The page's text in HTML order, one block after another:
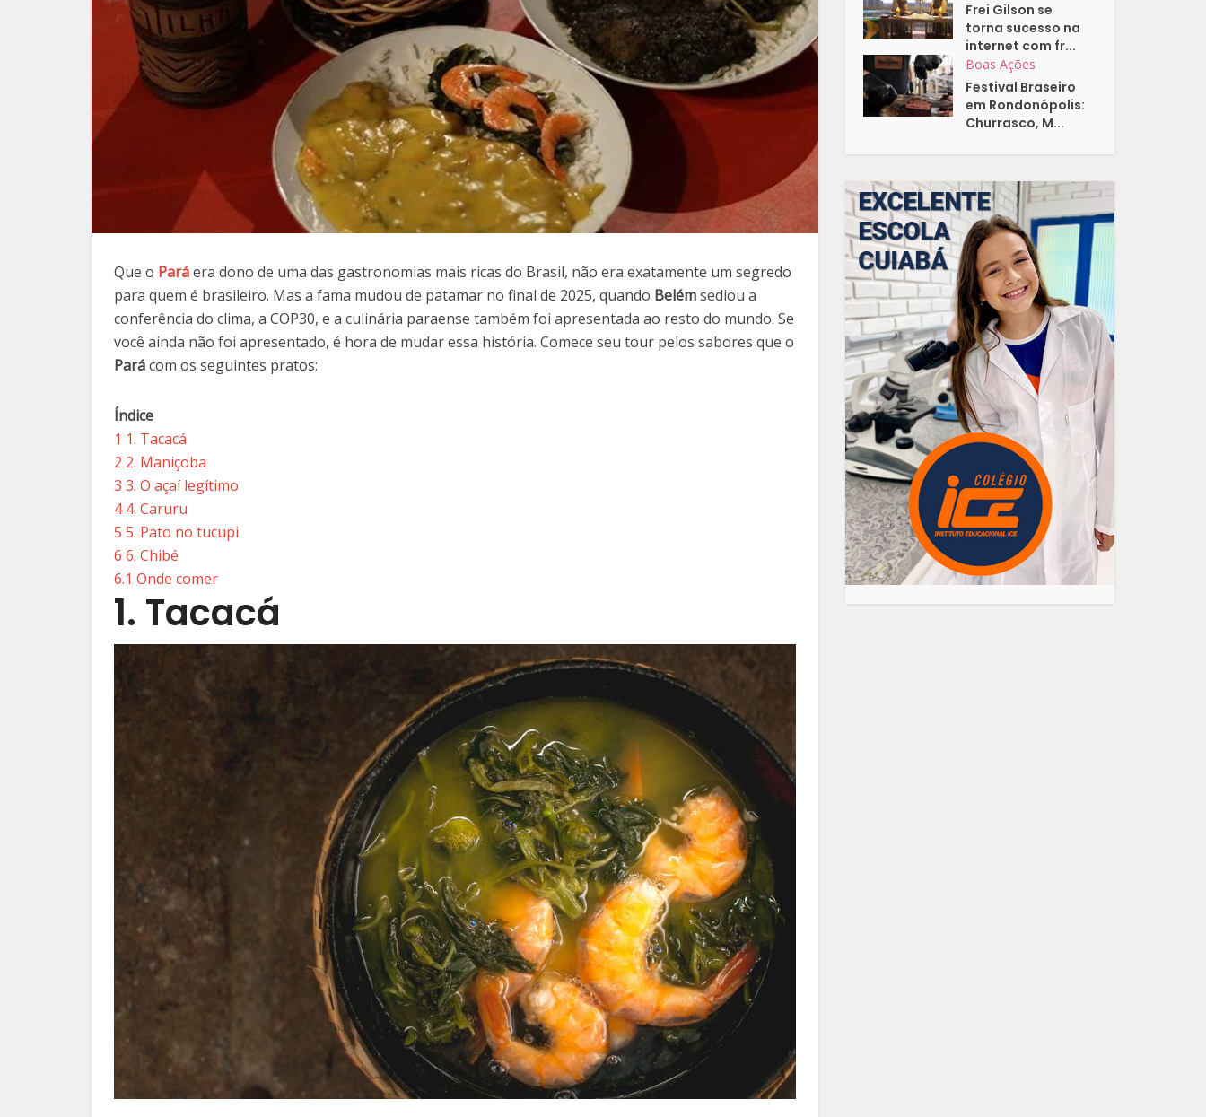
Que o Paráera dono de uma das gastronomias mais ricas do Brasil, não era exatamente um segredo
para quem é brasileiro. Mas a fama mudou de patamar no final de 2025, quando Belémsediou a
conferência do clima, a COP30, e a culinária paraense também foi apresentada ao resto do mundo. Se
você ainda não foi apresentado, é hora de mudar essa história. Comece seu tour pelos sabores que o
Parácom os seguintes pratos:
Índice
1 1. Tacacá
2 2. Maniçoba
3 3. O açaí legítimo
4 4. Caruru
5 5. Pato no tucupi
6 6. Chibé
6.1 Onde comer
1. Tacacá
Frei Gilson se
torna sucesso na
internet com fr...
Boas Ações
Festival Braseiro
em Rondonópolis:
Churrasco, M...